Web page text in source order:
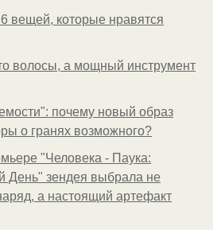
вещей, которые нравятся
волосы, а мощный инструмент
почему новый образ
о гранях возможного?
"Человека - Паука:
зендея выбрала не
а настоящий артефакт